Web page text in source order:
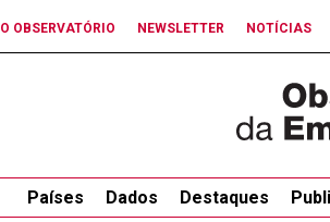
O OBSERVATÓRIO NEWSLETTER NOTÍCIAS
Países Dados Destaques